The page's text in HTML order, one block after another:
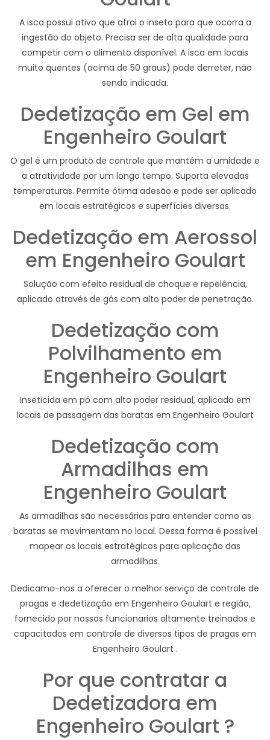
A isca possui ativo que atrai o inseto para que ocorra a
ingestão do objeto. Precisa ser de alta qualidade para
competir com o alimento disponível. A isca em locais
muito quentes (acima de 50 graus) pode derreter, não
sendo indicada.
Dedetização em Gel em
Engenheiro Goulart
O gel é um produto de controle que mantém a umidade e
a atratividade por um longo tempo. Suporta elevadas
temperaturas. Permite ótima adesão e pode ser aplicado
em locais estratégicos e superfícies diversas.
Dedetização em Aerossol
em Engenheiro Goulart
Solução com efeito residual de choque e repelência,
aplicado através de gás com alto poder de penetração.
Dedetização com
Polvilhamento em
Engenheiro Goulart
Inseticida em pó com alto poder residual, aplicado em
locais de passagem das baratas em Engenheiro Goulart
Dedetização com
Armadilhas em
Engenheiro Goulart
As armadilhas são necessárias para entender como as
baratas se movimentam no local. Dessa forma é possível
mapear os locais estratégicos para aplicação das
armadilhas.
Dedicamo-nos a oferecer o melhor serviço de controle de
pragas e dedetização em Engenheiro Goulart e região,
fornecido por nossos funcionarios altamente treinados e
capacitados em controle de diversos tipos de pragas em
Engenheiro Goulart .
Por que contratar a
Dedetizadora em
Engenheiro Goulart ?